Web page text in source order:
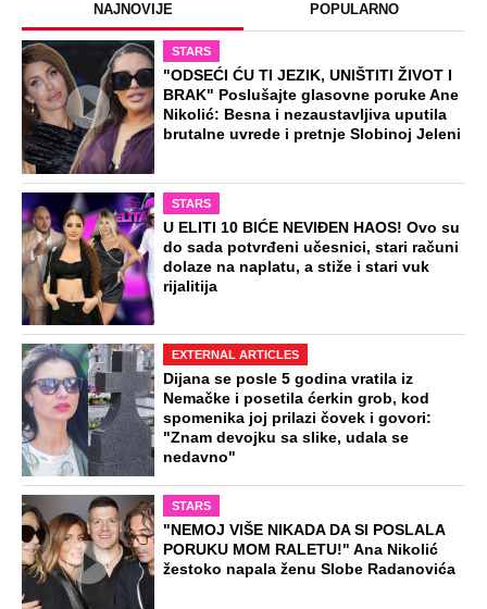
NAJNOVIJE POPULARNO
STARS
"ODSEĆI ĆU TI JEZIK, UNIŠTITI ŽIVOT I
BRAK" Poslušajte glasovne poruke Ane
Nikolić: Besna i nezaustavljiva uputila
brutalne uvrede i pretnje Slobinoj Jeleni
STARS
U ELITI 10 BIĆE NEVIĐEN HAOS! Ovo su
do sada potvrđeni učesnici, stari računi
dolaze na naplatu, a stiže i stari vuk
rijalitija
EXTERNAL ARTICLES
Dijana se posle 5 godina vratila iz
Nemačke i posetila ćerkin grob, kod
spomenika joj prilazi čovek i govori:
"Znam devojku sa slike, udala se
nedavno"
STARS
"NEMOJ VIŠE NIKADA DA SI POSLALA
PORUKU MOM RALETU!" Ana Nikolić
žestoko napala ženu Slobe Radanovića